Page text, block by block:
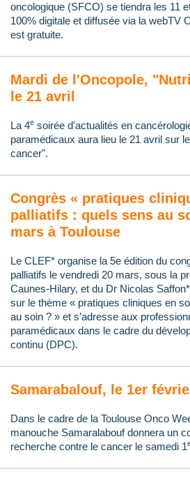
oncologique (SFCO) se tiendra les 11
100% digitale et diffusée via la webTV
est gratuite.
Mardi de l'Oncopole,
le 21 avril
La 4e soirée d'actualités en
paramédicaux aura lieu le 21 avril sur
cancer".
Congrès « pratiques
palliatifs : quels sens au
mars à Toulouse
Le CLEF* organise la 5e édition du
palliatifs le vendredi 20 mars, sous la
Caunes-Hilary, et du Dr Nicolas
sur le thème « pratiques cliniques en
au soin ? » et s’adresse aux
paramédicaux dans le cadre du
continu (DPC).
Samarabalouf, le 1er
Dans le cadre de la Toulouse Onco
manouche Samaralabouf donnera un
recherche contre le cancer le samedi 1